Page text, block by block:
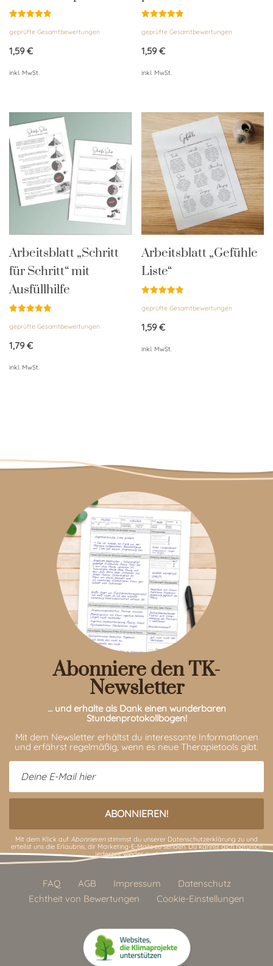
mit
von 5
geprüfte Gesamtbewertungen
1,59€
inkl. MwSt.
mit
von 5
geprüfte Gesamtbewertungen
1,59€
inkl. MwSt.
Arbeitsblatt „Schritt
für Schritt“ mit
Ausfüllhilfe
mit
von 5
geprüfte Gesamtbewertungen
1,79€
inkl. MwSt.
Arbeitsblatt „Gefühle
Liste“
mit
von 5
geprüfte Gesamtbewertungen
1,59€
inkl. MwSt.
Abonniere den TK-
Newsletter
… und erhalte als Dank einen wunderbaren
Stundenprotokollbogen!
Mit dem Newsletter erhältst du interessante Informationen
und erfährst regelmäßig, wenn es neue Therapietools gibt.
Mit dem Klick auf Abonnierenstimmst du unserer Datenschutzerklärung zu und
erteilst uns die Erlaubnis, dir Marketing-E-Mails zu senden. Du kannst dich natürlich
jederzeit wieder austragen.
FAQ AGB Impressum
Datenschutz
Echtheit von Bewertungen
Cookie-Einstellungen